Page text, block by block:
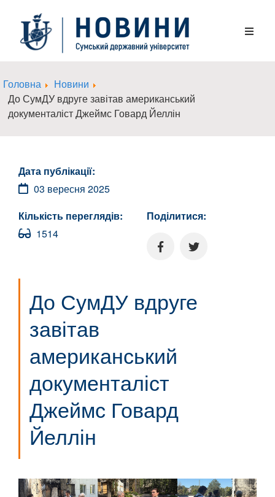
Головна
Новини
До СумДУ вдруге завітав американський
документаліст Джеймс Говард Йеллін
Дата публікації:
03 вересня 2025
Кількість переглядів:
1514
Поділитися:
До СумДУ вдруге
завітав
американський
документаліст
Джеймс Говард
Йеллін